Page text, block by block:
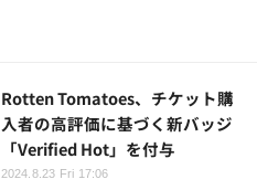
Rotten Tomatoes、チケット購
入者の高評価に基づく新バッジ
「Verified Hot」を付与
2024.8.23 Fri 17:06